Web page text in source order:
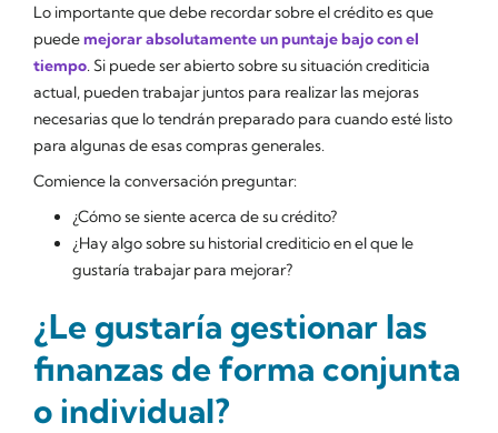
Lo importante que debe recordar sobre el crédito es que
puedemejorar absolutamente un puntaje bajo con el
tiempo. Si puede ser abierto sobre su situación crediticia
actual, pueden trabajar juntos para realizar las mejoras
necesarias que lo tendrán preparado para cuando esté listo
para algunas de esas compras generales.
Comience la conversación preguntar:
¿Cómo se siente acerca de su crédito?
¿Hay algo sobre su historial crediticio en el que le
gustaría trabajar para mejorar?
¿Le gustaría gestionar las
finanzas de forma conjunta
o individual?